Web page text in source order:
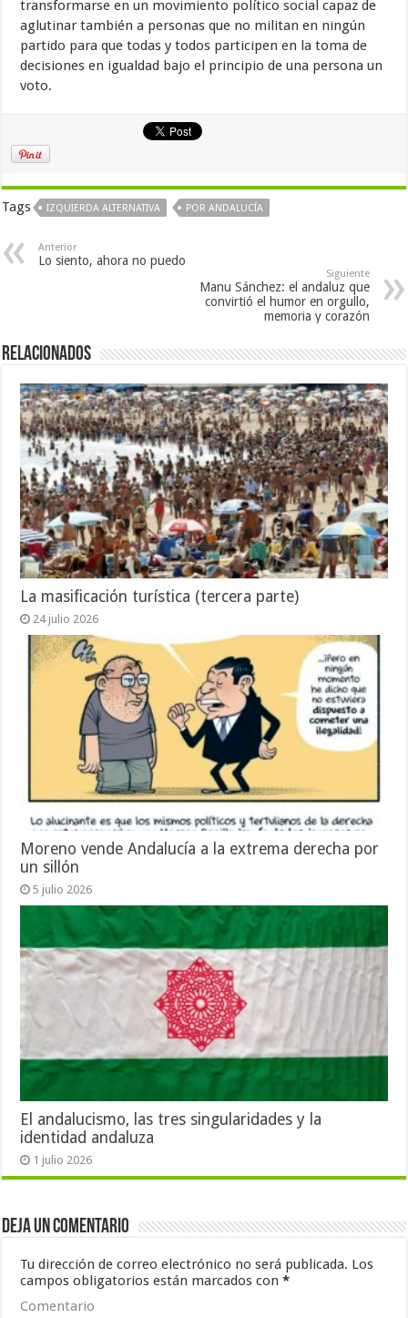
transformarse en un movimiento político social capaz de
aglutinar también a personas que no militan en ningún
partido para que todas y todos participen en la toma de
decisiones en igualdad bajo el principio de una persona un
voto.
Tags IZQUIERDA ALTERNATIVA POR ANDALUCÍA
Anterior
Lo siento, ahora no puedo
Siguiente
Manu Sánchez: el andaluz que
convirtió el humor en orgullo,
memoria y corazón
Relacionados
La masificación turística (tercera parte)
24 julio 2026
Moreno vende Andalucía a la extrema derecha por
un sillón
5 julio 2026
El andalucismo, las tres singularidades y la
identidad andaluza
1 julio 2026
Deja un comentario
Tu dirección de correo electrónico no será publicada. Los
campos obligatorios están marcados con*
Comentario